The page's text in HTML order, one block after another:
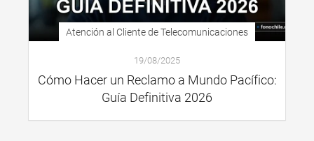
Atención al Cliente de Telecomunicaciones
19/08/2025
Cómo Hacer un Reclamo a Mundo Pacífico:
Guía Definitiva 2026